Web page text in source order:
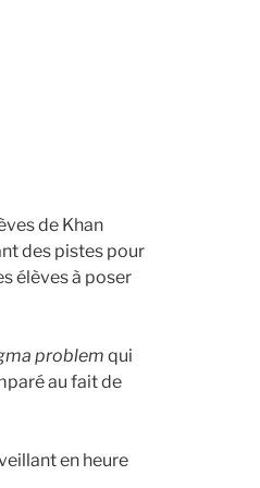
de Khan
des pistes pour
élèves à poser
problem qui
au fait de
en heure